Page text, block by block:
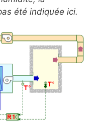
été indiquée ici.